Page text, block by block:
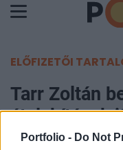
Portfolio - Do Not
ELŐFIZETŐI
Tarr Zoltán
átalakítások